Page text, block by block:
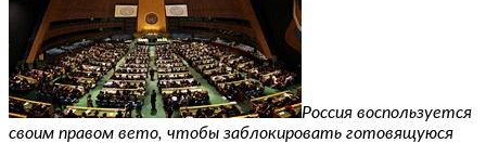
Россия воспользуется
своим правом вето, чтобы заблокировать готовящуюся